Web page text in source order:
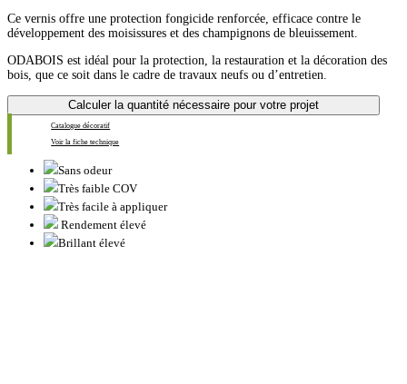
Ce vernis offre une protection fongicide renforcée, efficace contre le
développement des moisissures et des champignons de bleuissement.
ODABOIS est idéal pour la protection, la restauration et la décoration des
bois, que ce soit dans le cadre de travaux neufs ou d’entretien.
Calculer la quantité nécessaire pour votre projet
Catalogue décoratif
Voir la fiche technique
Sans odeur
Très faible COV
Très facile à appliquer
Rendement élevé
Brillant élevé